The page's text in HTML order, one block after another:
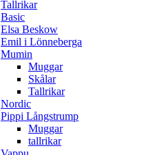
Tallrikar
Basic
Elsa Beskow
Emil i Lönneberga
Mumin
Muggar
Skålar
Tallrikar
Nordic
Pippi Långstrump
Muggar
tallrikar